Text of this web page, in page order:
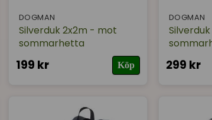
DOGMAN
Silverduk 2x2m - mot
sommarhetta
199 kr Köp
DOGMAN
299 kr